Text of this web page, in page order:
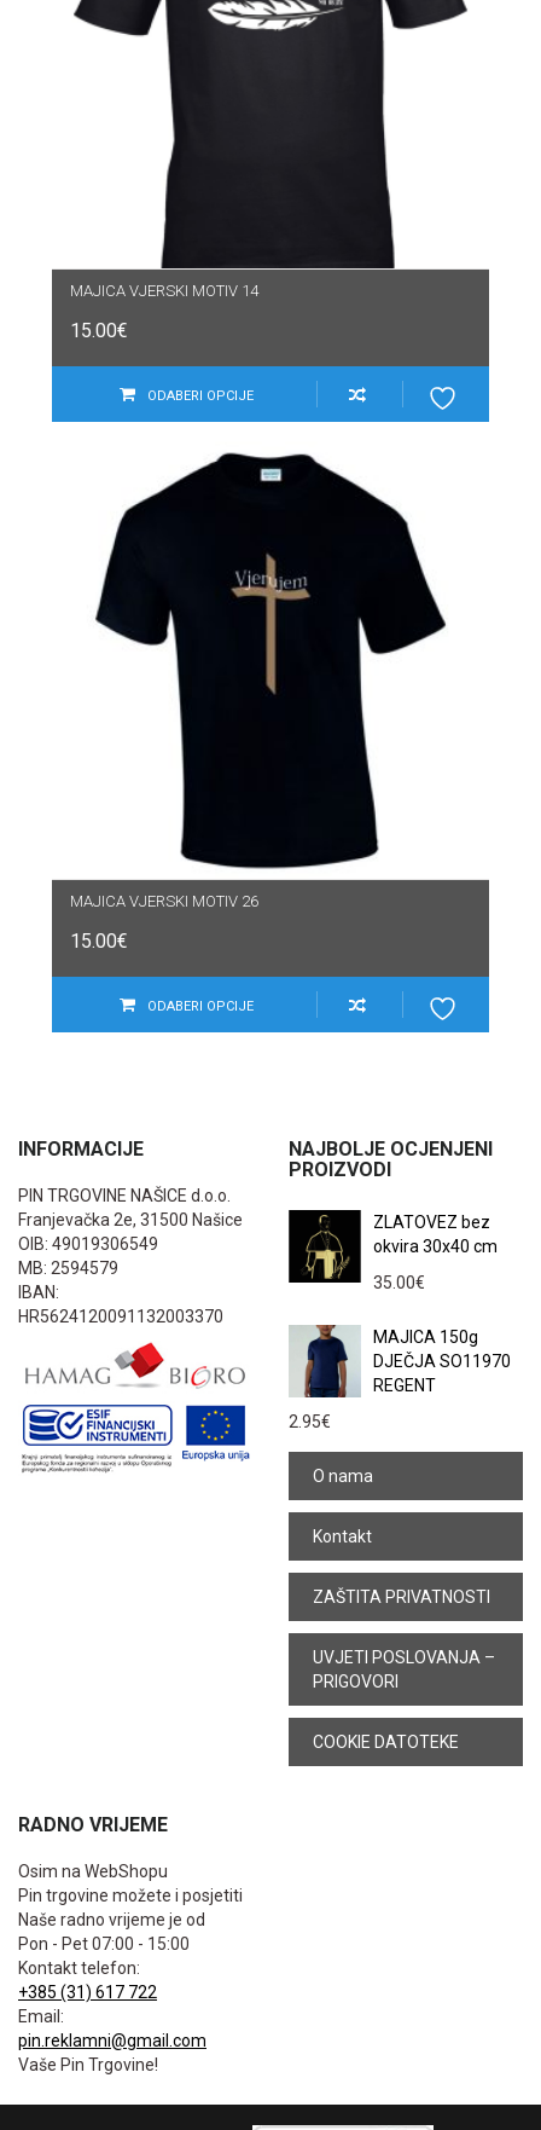
MAJICA VJERSKI MOTIV 14
15.00€
ODABERI OPCIJE
MAJICA VJERSKI MOTIV 26
15.00€
ODABERI OPCIJE
INFORMACIJE
PIN TRGOVINE NAŠICE d.o.o.
Franjevačka 2e, 31500 Našice
OIB: 49019306549
MB: 2594579
IBAN:
HR5624120091132003370
NAJBOLJE OCJENJENI
PROIZVODI
ZLATOVEZ bez
okvira 30x40 cm
35.00€
MAJICA 150g
DJEČJA SO11970
REGENT
2.95€
O nama
Kontakt
ZAŠTITA PRIVATNOSTI
UVJETI POSLOVANJA –
PRIGOVORI
COOKIE DATOTEKE
RADNO VRIJEME
Osim na WebShopu
Pin trgovine možete i posjetiti
Naše radno vrijeme je od
Pon - Pet 07:00 - 15:00
Kontakt telefon:
+385 (31) 617 722
Email:
pin.reklamni@gmail.com
Vaše Pin Trgovine!